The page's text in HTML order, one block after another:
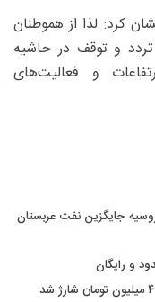
کرد: لذا از هموطنان
و توقف در حاشیه
و فعالیت‌های
جایگزین نفت عربستان